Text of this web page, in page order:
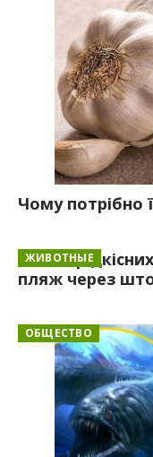
Чому потрібно
ЖИВОТНЫЕ
Тисячі
пляж через
ОБЩЕСТВО